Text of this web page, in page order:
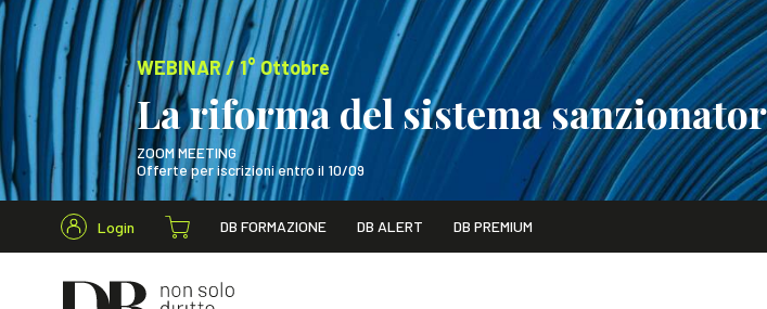
WEBINAR / 1° Ottobre
La riforma del sistema
ZOOM MEETING
Offerte per iscrizioni entro il 10/09
WEBINAR / 1° Ottobre
Login DB FORMAZIONE DB ALERT DB PREMIUM